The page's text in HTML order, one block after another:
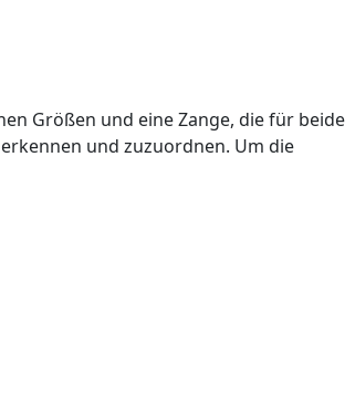
Größen und eine Zange, die für beide
und zuzuordnen. Um die